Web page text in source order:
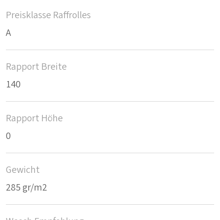
Preisklasse Raffrolles
A
Rapport Breite
140
Rapport Höhe
0
Gewicht
285 gr/m2